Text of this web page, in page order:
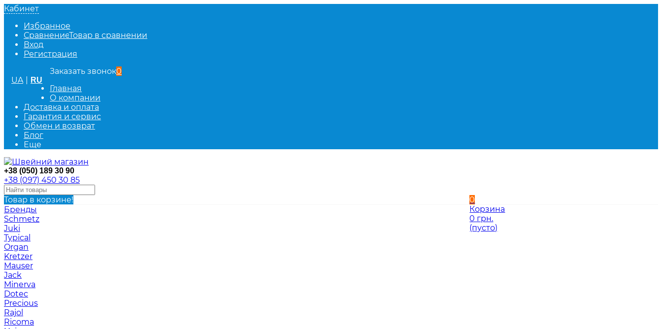
Кабинет
Избранное
СравнениеТовар в сравнении
Вход
Регистрация
Заказать звонок
UA
RU
0
Главная
О компании
Доставка и оплата
Гарантия и сервис
Обмен и возврат
Блог
Еще
+38 (050) 189 30 90
+38 (097) 450 30 85
0
Корзина
0 грн.
(пусто)
Товар в корзине!
Бренды
Schmetz
Juki
Typical
Organ
Kretzer
Mauser
Jack
Minerva
Dotec
Precious
Rajol
Ricoma